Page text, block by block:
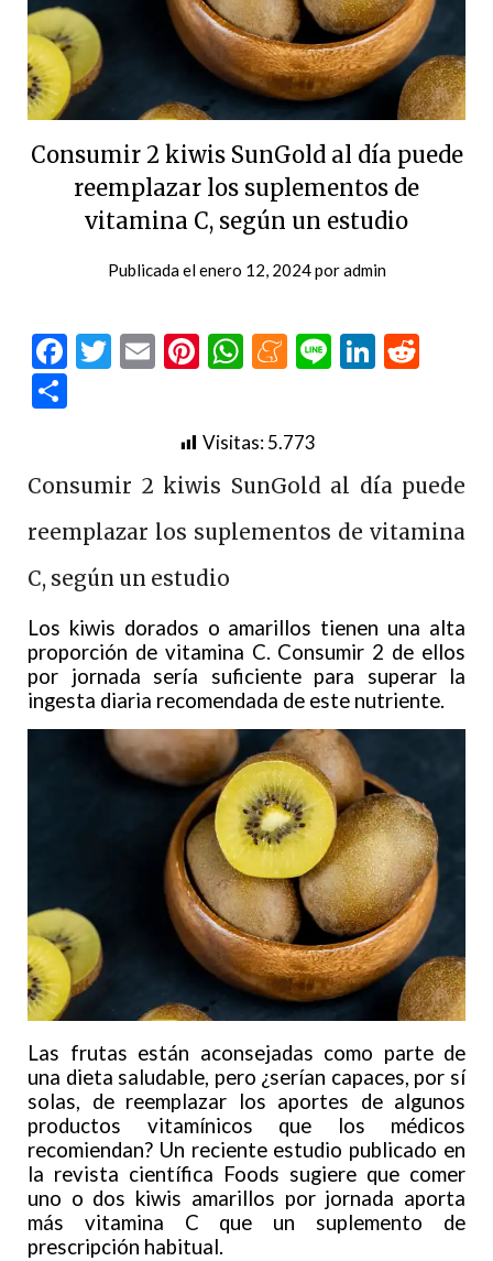
Consumir 2 kiwis SunGold al día puede
reemplazar los suplementos de
vitamina C, según un estudio
Publicada elenero 12, 2024poradmin
Facebook
Twitter
EmailPinterest
WhatsApp
Meneame
Line
Visitas:5.773
Consumir 2 kiwis SunGold al día puede
reemplazar los suplementos de vitamina
C, según un estudio
Los kiwis dorados o amarillos tienen una alta
proporción de vitamina C. Consumir 2 de ellos
por jornada sería suficiente para superar la
ingesta diaria recomendada de este nutriente.
Las frutas están aconsejadas como parte de
una dieta saludable, pero ¿serían capaces, por sí
solas, de reemplazar los aportes de algunos
productos vitamínicos que los médicos
recomiendan? Un reciente estudio publicado en
la revista científica Foods sugiere que comer
uno o dos kiwis amarillos por jornada aporta
más vitamina C que un suplemento de
prescripción habitual.